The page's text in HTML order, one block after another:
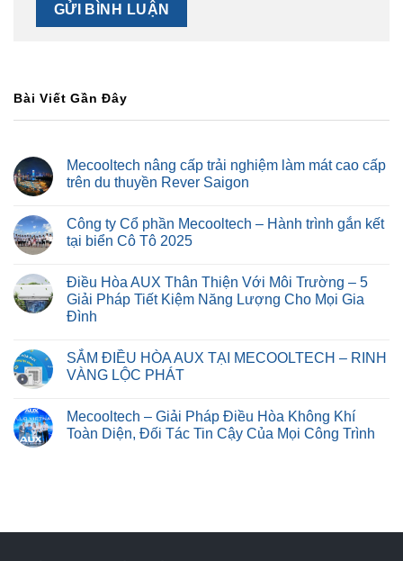
Bài Viết Gần Đây
Mecooltech nâng cấp trải nghiệm làm mát cao cấp
trên du thuyền Rever Saigon
Công ty Cổ phần Mecooltech – Hành trình gắn kết
tại biển Cô Tô 2025
Điều Hòa AUX Thân Thiện Với Môi Trường – 5
Giải Pháp Tiết Kiệm Năng Lượng Cho Mọi Gia
Đình
SẮM ĐIỀU HÒA AUX TẠI MECOOLTECH – RINH
VÀNG LỘC PHÁT
Mecooltech – Giải Pháp Điều Hòa Không Khí
Toàn Diện, Đối Tác Tin Cậy Của Mọi Công Trình